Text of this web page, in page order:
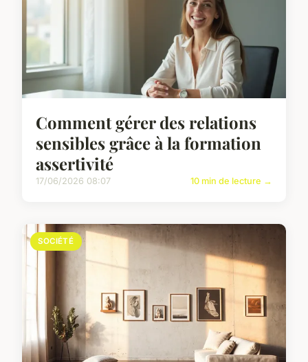
Comment gérer des relations
sensibles grâce à la formation
assertivité
17/06/2026 08:07 10 min de lecture →
SOCIÉTÉ